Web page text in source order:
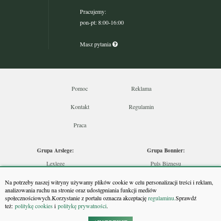
Na potrzeby naszej witryny używamy plików cookie w celu personalizacji treści i reklam,
analizowania ruchu na stronie oraz udostępniania funkcji mediów
społecznościowych.Korzystanie z portalu oznacza akceptacjęregulaminu.Sprawdź
też: politykę cookiesi politykę prywatności.
Pracujemy:
pon-pt: 8:00-16:00
Masz pytania
Pomoc Reklama
Kontakt Regulamin
Praca
Grupa Arslege:
Lexlege
Skarbowcy
Urzędnik
Rzeczoznawca
Grupa Bonnier:
Puls Biznesu
Puls Medycyny
Monitor Firm